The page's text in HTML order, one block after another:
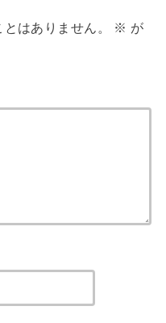
はありません。 ※ が